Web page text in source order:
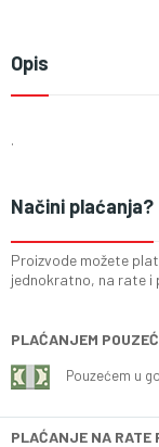
Opis
.
Načini plaćanja?
Proizvode možete
jednokratno, na rate i
PLAĆANJEM
Pouzećem u
PLAĆANJE NA RATE